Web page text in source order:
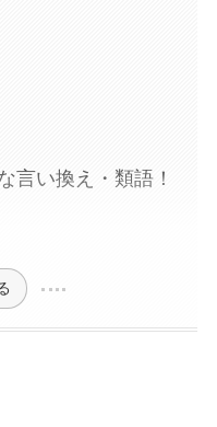
言い換え・類語！